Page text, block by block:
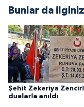
Bunlar da
Şehit Zekeriya
dualarla anıldı